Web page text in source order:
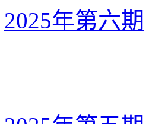
2025年第六期